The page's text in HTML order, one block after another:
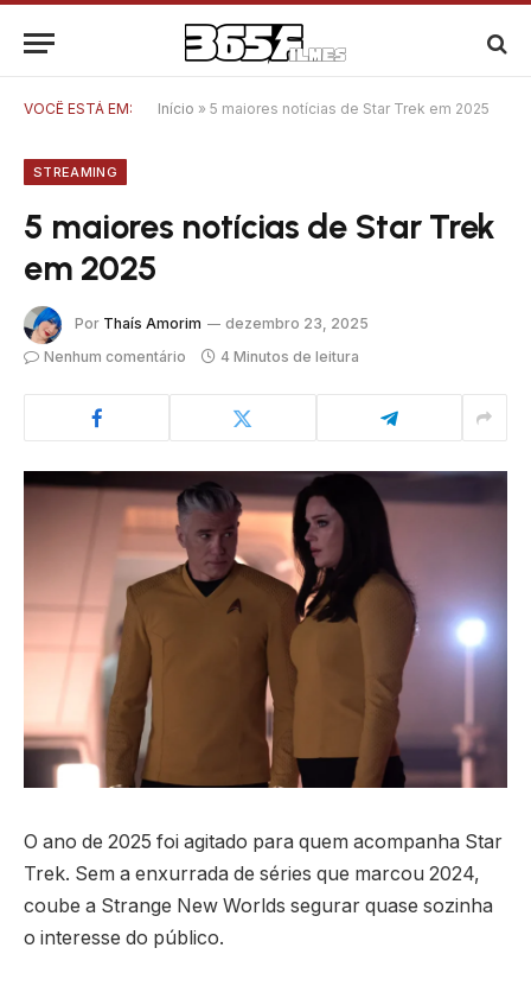
VOCÊ ESTÁ EM: Início » 5 maiores notícias de Star Trek em 2025
STREAMING
5 maiores notícias de Star Trek
em 2025
Por Thaís Amorim
dezembro 23, 2025
Nenhum comentário
4 Minutos de leitura
O ano de 2025 foi agitado para quem acompanha Star
Trek. Sem a enxurrada de séries que marcou 2024,
coube a Strange New Worlds segurar quase sozinha
o interesse do público.